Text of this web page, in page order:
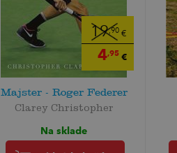
19,90€
4,95€
Majster - Roger Federer
Clarey Christopher
Na sklade